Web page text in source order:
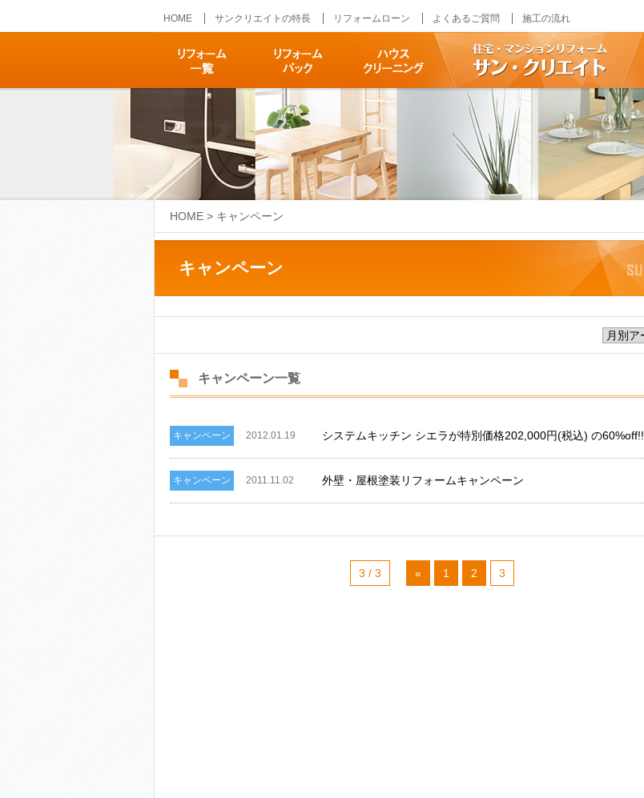
サン・クリエイト
リフォーム リフォームパック
ハウスクリーニン
HOME サンクリエイトの特長 リフォームローン よくあるご質問 施工の流れ
HOME > キャンペーン
キャンペーン
キャンペーン一覧
キャンペーン 2012.01.19 システムキッチン シエラが特別価格202,000円(税込) の60%off!!
キャンペーン 2011.11.02 外壁・屋根塗装リフォームキャンペーン
3 / 3 « 1 2 3